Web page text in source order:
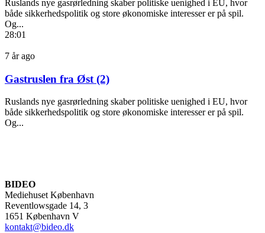
Ruslands nye gasrørledning skaber politiske uenighed i EU, hvor
både sikkerhedspolitik og store økonomiske interesser er på spil.
Og...
28:01
7 år ago
Gastruslen fra Øst (2)
Ruslands nye gasrørledning skaber politiske uenighed i EU, hvor
både sikkerhedspolitik og store økonomiske interesser er på spil.
Og...
BIDEO
Mediehuset København
Reventlowsgade 14, 3
1651 København V
kontakt@bideo.dk